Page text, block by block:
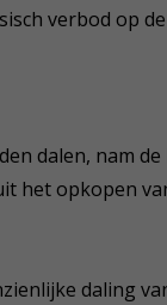
verbod op
dalen, nam
het opkopen
daling